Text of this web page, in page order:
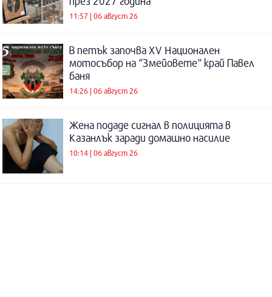
11:57 | 06 август 26
В петък започва XV Национален
мотосъбор на “Змейовете“ край Павел
баня
14:26 | 06 август 26
Жена подаде сигнал в полицията в
Казанлък заради домашно насилие
10:14 | 06 август 26